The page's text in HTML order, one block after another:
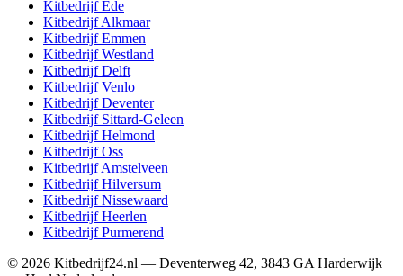
KitbedrijfEde
KitbedrijfAlkmaar
KitbedrijfEmmen
KitbedrijfWestland
KitbedrijfDelft
KitbedrijfVenlo
KitbedrijfDeventer
Kitbedrijf Sittard-Geleen
KitbedrijfHelmond
KitbedrijfOss
KitbedrijfAmstelveen
KitbedrijfHilversum
KitbedrijfNissewaard
KitbedrijfHeerlen
KitbedrijfPurmerend
© 2026 Kitbedrijf24.nl — Deventerweg 42, 3843 GA Harderwijk